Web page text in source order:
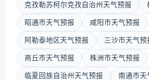
克孜勒苏柯尔克孜自治州天气预报
昭通市天气预报 咸阳市天气预报
阿勒泰地区天气预报 三沙市天气预
商丘市天气预报 株洲市天气预报
临夏回族自治州天气预报 南通市天